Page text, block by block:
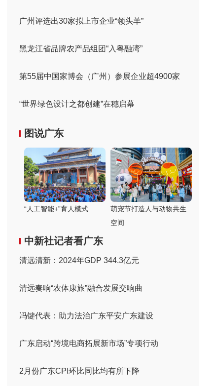
广州评选出30家拟上市企业“领头羊”
黑龙江省品牌农产品组团“入粤融湾”
第55届中国家博会（广州）参展企业超4900家
“世界绿色设计之都创建”在穗启幕
图说广东
“人工智能+”育人模式
萌宠节打造人与动物共生
空间
中新社记者看广东
清远清新：2024年GDP 344.3亿元
清远奏响“农体康旅”融合发展交响曲
冯键代表：助力法治广东平安广东建设
广东启动“跨境电商拓展新市场”专项行动
2月份广东CPI环比同比均有所下降